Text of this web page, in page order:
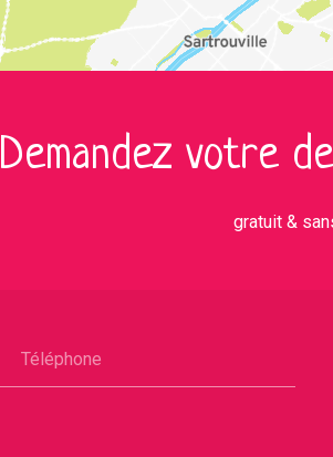
Demandez votre
gratuit &
Téléphone